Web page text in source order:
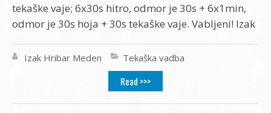
tekaške vaje; 6x30s hitro, odmor je 30s + 6x1min,
odmor je 30s hoja + 30s tekaške vaje. Vabljeni! Izak
Izak Hribar Meden Tekaška vadba
Read >>>